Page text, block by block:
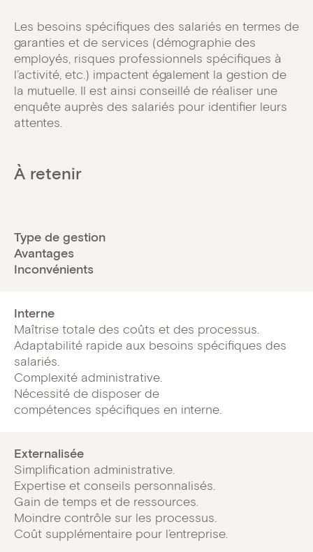
Les besoins spécifiques des salariés en termes de
garanties et de services (démographie des
employés, risques professionnels spécifiques à
l’activité, etc.) impactent également la gestion de
la mutuelle. Il est ainsi conseillé de réaliser une
enquête auprès des salariés pour identifier leurs
attentes.
À retenir
Type de gestion
Avantages
Inconvénients
Interne
Maîtrise totale des coûts et des processus.
Adaptabilité rapide aux besoins spécifiques des
salariés.
Complexité administrative.
Nécessité de disposer de
compétences spécifiques en interne.
Externalisée
Simplification administrative.
Expertise et conseils personnalisés.
Gain de temps et de ressources.
Moindre contrôle sur les processus.
Coût supplémentaire pour l’entreprise.